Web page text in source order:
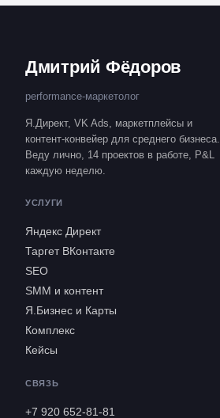
Дмитрий Фёдоров
performance-маркетолог
Я.Директ, VK Ads, маркетплейсы и
контент-конвейер для среднего бизнеса.
Веду лично, 14 проектов в работе, P&L
каждую неделю.
УСЛУГИ
Яндекс Директ
Таргет ВКонтакте
SEO
SMM и контент
Я.Бизнес и Карты
Комплекс
Кейсы
СВЯЗЬ
+7 920 652-81-81